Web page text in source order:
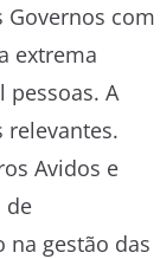
Governos com
extrema
pessoas. A
Avidos e
de
gestão das